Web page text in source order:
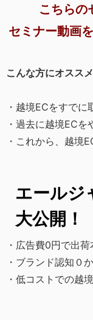
こちらの
セミナー動画
こんな方にオスス
・越境ECをすで
・過去に越境ECを
・これから、越境
エールジ
大公開！
・広告費0円で出
・ブランド認知０
・低コストでの越